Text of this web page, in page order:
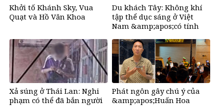
Khởi tố Khánh Sky, Vua
Quạt và Hồ Văn Khoa
Du khách Tây: Không khí
tập thể dục sáng ở Việt
Nam &amp;apos;có tính
cao&amp;apos;
Xả súng ở Thái Lan: Nghi
phạm có thể đã bắn người
Phát ngôn gây chú ý của
&amp;apos;Huấn Hoa